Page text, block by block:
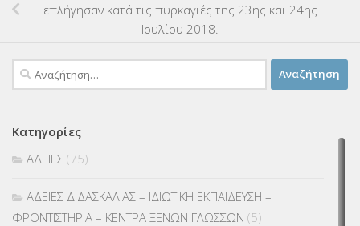
επλήγησαν κατά τις πυρκαγιές της 23ης και 24ης
Ιουλίου 2018.
Αναζήτηση
για:
Κατηγορίες
ΑΔΕΙΕΣ (75)
ΑΔΕΙΕΣ ΔΙΔΑΣΚΑΛΙΑΣ – ΙΔΙΩΤΙΚΗ ΕΚΠΑΙΔΕΥΣΗ –
ΦΡΟΝΤΙΣΤΗΡΙΑ – ΚΕΝΤΡΑ ΞΕΝΩΝ ΓΛΩΣΣΩΝ (5)